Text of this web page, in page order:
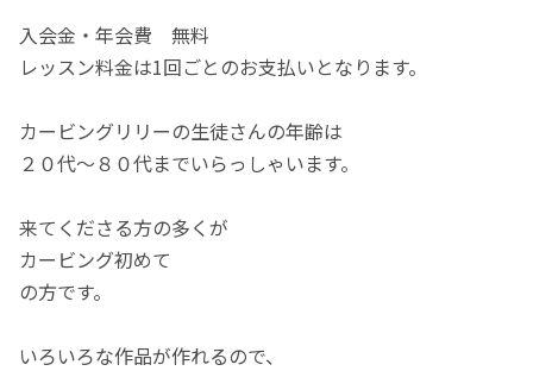
入会金・年会費 無料
レッスン料金は1回ごとのお支払いとなります。
カービングリリーの生徒さんの年齢は
２０代～８０代までいらっしゃいます。
来てくださる方の多くが
カービング初めて
の方です。
いろいろな作品が作れるので、